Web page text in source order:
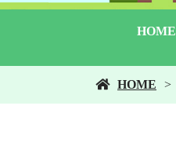
HOME
HOME